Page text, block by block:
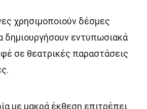
χρησιμοποιούν δέσμες
δημιουργήσουν εντυπωσιακά
σε θεατρικές παραστάσεις
με μακρά έκθεση επιτρέπει